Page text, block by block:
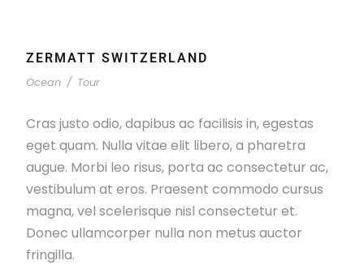
ZERMATT SWITZERLAND
Ocean / Tour
Cras justo odio, dapibus ac facilisis in, egestas
eget quam. Nulla vitae elit libero, a pharetra
augue. Morbi leo risus, porta ac consectetur ac,
vestibulum at eros. Praesent commodo cursus
magna, vel scelerisque nisl consectetur et.
Donec ullamcorper nulla non metus auctor
fringilla.